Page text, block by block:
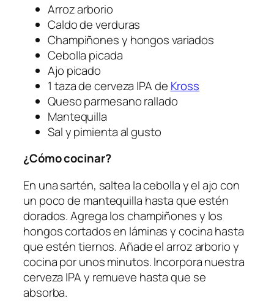
Arroz arborio
Caldo de verduras
Champiñones y hongos variados
Cebolla picada
Ajo picado
1 taza de cerveza IPA de Kross
Queso parmesano rallado
Mantequilla
Sal y pimienta al gusto
¿Cómo cocinar?
En una sartén, saltea la cebolla y el ajo con
un poco de mantequilla hasta que estén
dorados. Agrega los champiñones y los
hongos cortados en láminas y cocina hasta
que estén tiernos. Añade el arroz arborio y
cocina por unos minutos. Incorpora nuestra
cerveza IPA y remueve hasta que se
absorba.